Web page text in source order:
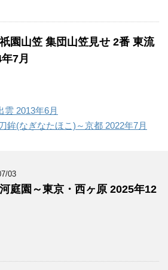
園山笠 集団山笠見せ 2番 東流
7月
雲 2013年6月
鉾(なぎなたほこ)～京都 2022年7月
03
河庭園～東京・西ヶ原 2025年12